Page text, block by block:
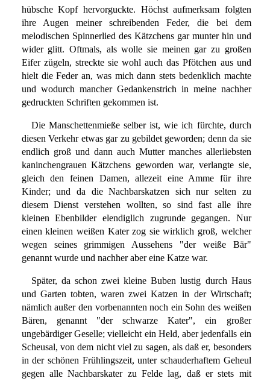
hübsche Kopf hervorguckte. Höchst aufmerksam folgten
ihre Augen meiner schreibenden Feder, die bei dem
melodischen Spinnerlied des Kätzchens gar munter hin und
wider glitt. Oftmals, als wolle sie meinen gar zu großen
Eifer zügeln, streckte sie wohl auch das Pfötchen aus und
hielt die Feder an, was mich dann stets bedenklich machte
und wodurch mancher Gedankenstrich in meine nachher
gedruckten Schriften gekommen ist.
Die Manschettenmieße selber ist, wie ich fürchte, durch
diesen Verkehr etwas gar zu gebildet geworden; denn da sie
endlich groß und dann auch Mutter manches allerliebsten
kaninchengrauen Kätzchens geworden war, verlangte sie,
gleich den feinen Damen, allezeit eine Amme für ihre
Kinder; und da die Nachbarskatzen sich nur selten zu
diesem Dienst verstehen wollten, so sind fast alle ihre
kleinen Ebenbilder elendiglich zugrunde gegangen. Nur
einen kleinen weißen Kater zog sie wirklich groß, welcher
wegen seines grimmigen Aussehens "der weiße Bär"
genannt wurde und nachher aber eine Katze war.
Später, da schon zwei kleine Buben lustig durch Haus
und Garten tobten, waren zwei Katzen in der Wirtschaft;
nämlich außer den vorbenannten noch ein Sohn des weißen
Bären, genannt "der schwarze Kater", ein großer
ungebärdiger Geselle; vielleicht ein Held, aber jedenfalls ein
Scheusal, von dem nicht viel zu sagen, als daß er, besonders
in der schönen Frühlingszeit, unter schauderhaftem Geheul
gegen alle Nachbarskater zu Felde lag, daß er stets mit